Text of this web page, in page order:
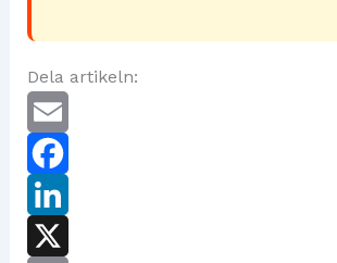
Dela artikeln:
E
m
F